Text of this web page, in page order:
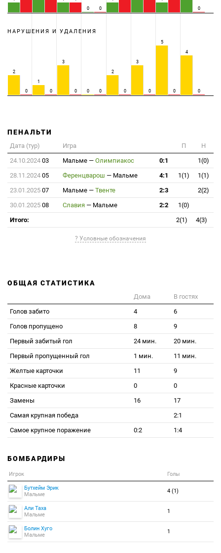
0
0 0
НАРУШЕНИЯ И УДАЛЕНИЯ
2
0
1
0
3
0 0 0
2
0
3
0
5
0
4
0
ПЕНАЛЬТИ
Дата (тур) Игра П
Н
24.10.2024 03 Мальме — Олимпиакос 0:1
1(0)
28.11.2024 05 Ференцварош — Мальме 4:1 1(1)
1(1)
23.01.2025 07 Мальме — Твенте 2:3
2(2)
30.01.2025 08 Славия — Мальме 2:2
1(0)
Итого:
2(1) 4(3)
? Условные обозначения
ОБЩАЯ СТАТИСТИКА
Дома
В гостях
Голов забито
4
6
Голов пропущено
8
9
Первый забитый гол
24 мин.
20 мин.
Первый пропущенный гол
1 мин.
11 мин.
Желтые карточки
11
9
Красные карточки
0
0
Замены
16
17
Самая крупная победа
2:1
Самое крупное поражение
0:2 1:4
БОМБАРДИРЫ
Игрок Голы
Бутхейм Эрик
Мальме
4 (1)
Али Таха
Мальме
1
Болин Хуго
Мальме
1